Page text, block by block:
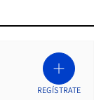
REGÍSTRATE